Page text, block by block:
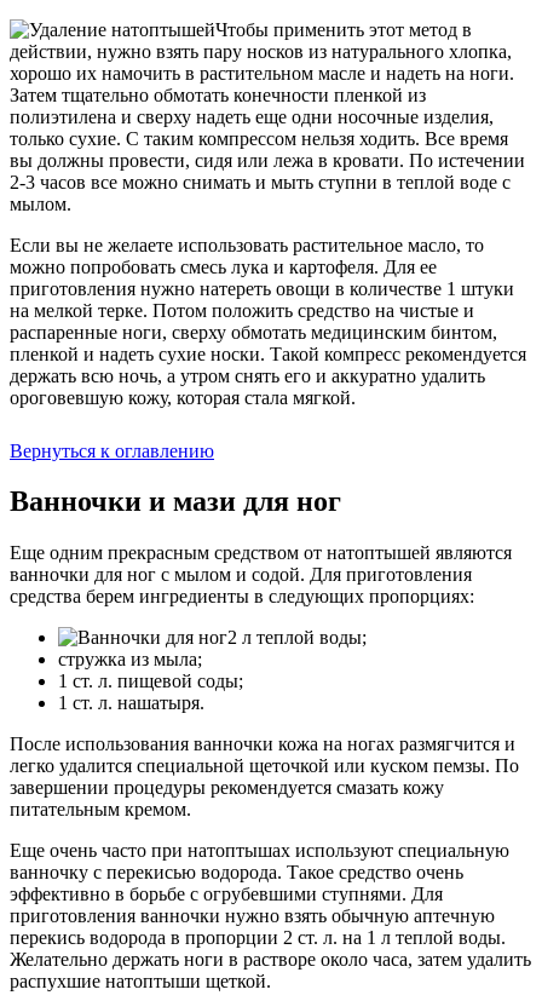
Чтобы применить этот метод в
действии, нужно взять пару носков из натурального хлопка,
хорошо их намочить в растительном масле и надеть на ноги.
Затем тщательно обмотать конечности пленкой из
полиэтилена и сверху надеть еще одни носочные изделия,
только сухие. С таким компрессом нельзя ходить. Все время
вы должны провести, сидя или лежа в кровати. По истечении
2-3 часов все можно снимать и мыть ступни в теплой воде с
мылом.
Если вы не желаете использовать растительное масло, то
можно попробовать смесь лука и картофеля. Для ее
приготовления нужно натереть овощи в количестве 1 штуки
на мелкой терке. Потом положить средство на чистые и
распаренные ноги, сверху обмотать медицинским бинтом,
пленкой и надеть сухие носки. Такой компресс рекомендуется
держать всю ночь, а утром снять его и аккуратно удалить
ороговевшую кожу, которая стала мягкой.
Вернуться к оглавлению
Ванночки и мази для ног
Еще одним прекрасным средством от натоптышей являются
ванночки для ног с мылом и содой. Для приготовления
средства берем ингредиенты в следующих пропорциях:
2 л теплой воды;
стружка из мыла;
1 ст. л. пищевой соды;
1 ст. л. нашатыря.
После использования ванночки кожа на ногах размягчится и
легко удалится специальной щеточкой или куском пемзы. По
завершении процедуры рекомендуется смазать кожу
питательным кремом.
Еще очень часто при натоптышах используют специальную
ванночку с перекисью водорода. Такое средство очень
эффективно в борьбе с огрубевшими ступнями. Для
приготовления ванночки нужно взять обычную аптечную
перекись водорода в пропорции 2 ст. л. на 1 л теплой воды.
Желательно держать ноги в растворе около часа, затем удалить
распухшие натоптыши щеткой.